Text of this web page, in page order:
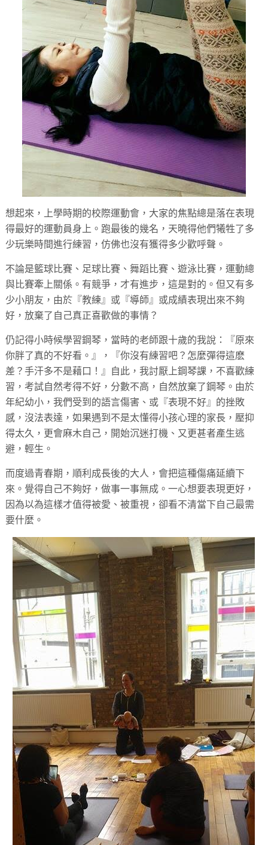
想起來，上學時期的校際運動會，大家的焦點總是落在表現
得最好的運動員身上。跑最後的幾名，天曉得他們犧牲了多
少玩樂時間進行練習，仿佛也沒有獲得多少歡呼聲。
不論是籃球比賽、足球比賽、舞蹈比賽、遊泳比賽，運動總
與比賽牽上關係。有競爭，才有進步，這是對的。但又有多
少小朋友，由於『教練』或『導師』或成績表現出來不夠
好，放棄了自己真正喜歡做的事情？
仍記得小時候學習鋼琴，當時的老師跟十歲的我說：『原來
你胖了真的不好看。』，『你沒有練習吧？怎麼彈得這麽
差？手汗多不是藉口！』自此，我討厭上鋼琴課，不喜歡練
習，考試自然考得不好，分數不高，自然放棄了鋼琴。由於
年紀幼小，我們受到的語言傷害、或『表現不好』的挫敗
感，沒法表達，如果遇到不是太懂得小孩心理的家長，壓抑
得太久，更會麻木自己，開始沉迷打機、又更甚者產生逃
避，輕生。
而度過青春期，順利成長後的大人，會把這種傷痛延續下
來。覺得自己不夠好，做事一事無成。一心想要表現更好，
因為以為這樣才值得被愛、被重視，卻看不清當下自己最需
要什麼。